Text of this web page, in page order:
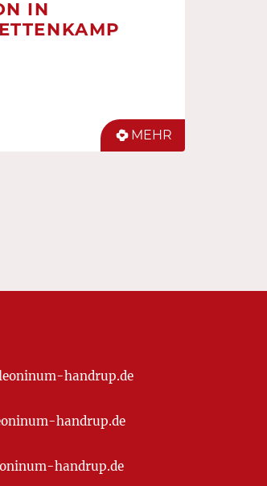
IN
MEHR
handrup.de
handrup.de
handrup.de